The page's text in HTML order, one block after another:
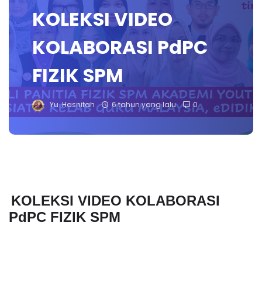
KOLEKSI VIDEO
KOLABORASI PdPC
FIZIK SPM
Yu. Hasnitah 6 tahun yang lalu 0
KOLEKSI VIDEO KOLABORASI
PdPC FIZIK SPM